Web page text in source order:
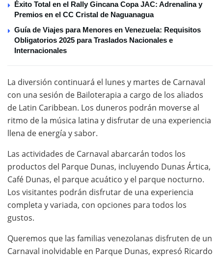
Éxito Total en el Rally Gincana Copa JAC: Adrenalina y
Premios en el CC Cristal de Naguanagua
Guía de Viajes para Menores en Venezuela: Requisitos
Obligatorios 2025 para Traslados Nacionales e
Internacionales
La diversión continuará el lunes y martes de Carnaval
con una sesión de Bailoterapia a cargo de los aliados
de Latin Caribbean. Los duneros podrán moverse al
ritmo de la música latina y disfrutar de una experiencia
llena de energía y sabor.
Las actividades de Carnaval abarcarán todos los
productos del Parque Dunas, incluyendo Dunas Ártica,
Café Dunas, el parque acuático y el parque nocturno.
Los visitantes podrán disfrutar de una experiencia
completa y variada, con opciones para todos los
gustos.
Queremos que las familias venezolanas disfruten de un
Carnaval inolvidable en Parque Dunas, expresó Ricardo